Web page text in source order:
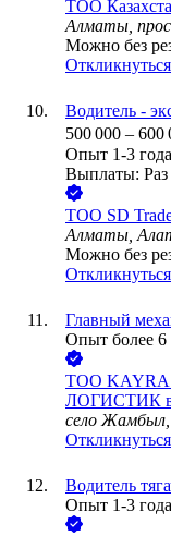
ТОО
Алматы,
Можно без
Откликнуться
Водитель -
500 000 – 600
Опыт 1-3 года
Выплаты: Раз
ТОО SD
Алматы,
Можно без
Откликнуться
Главный
Опыт более 6
ТОО
ЛОГИСТИК
село
Откликнуться
Водитель
Опыт 1-3 года